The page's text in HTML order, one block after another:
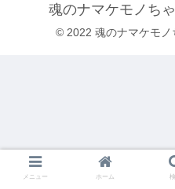
魂のナマケモノち
© 2022 魂のナマケモノ
メニュー ホーム